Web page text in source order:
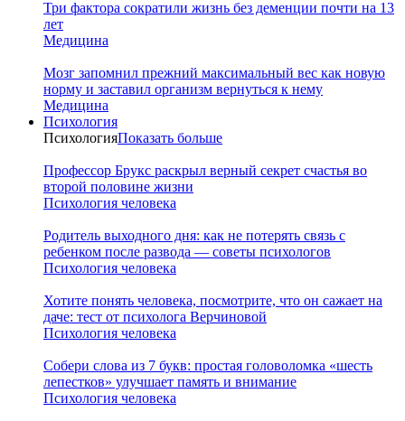
Три фактора сократили жизнь без деменции почти на 13
лет
Медицина
Мозг запомнил прежний максимальный вес как новую
норму и заставил организм вернуться к нему
Медицина
Психология
ПсихологияПоказать больше
Профессор Брукс раскрыл верный секрет счастья во
второй половине жизни
Психология человека
Родитель выходного дня: как не потерять связь с
ребенком после развода — советы психологов
Психология человека
Хотите понять человека, посмотрите, что он сажает на
даче: тест от психолога Верчиновой
Психология человека
Собери слова из 7 букв: простая головоломка «шесть
лепестков» улучшает память и внимание
Психология человека